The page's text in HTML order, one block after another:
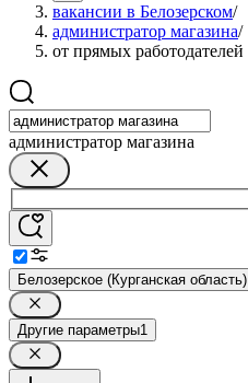
вакансии в Белозерском/
администратор магазина/
от прямых работодателей
администратор магазина
Белозерское (Курганская область)
Другие параметры1